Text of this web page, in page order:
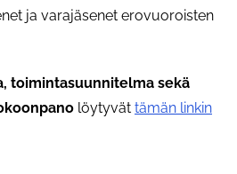
ja varajäsenet erovuoroisten
toimintasuunnitelma sekä
löytyvät tämän linkin